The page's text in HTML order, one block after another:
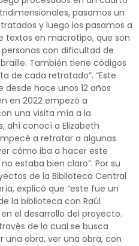
pasamos un
y luego los pasamos a
textos en macrotipo, que son
con dificultad de
También tiene códigos
de cada retratado”. “Este
hace unos 12 años
en 2022 empezó a
una visita mía a la
ahí conocí a Elizabeth
a retratar a algunas
cómo iba a hacer este
estaba bien claro”. Por su
de la Biblioteca Central
explicó que “este fue un
la biblioteca con Raúl
el desarrollo del proyecto.
de lo cual se busca
una obra, ver una obra, con